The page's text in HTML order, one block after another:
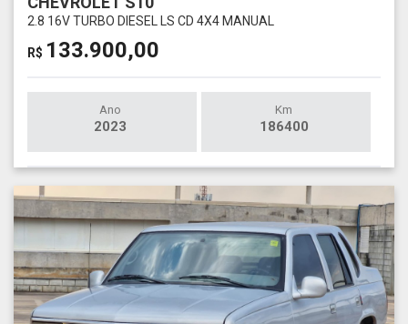
2.8 16V TURBO DIESEL LS CD 4X4 MANUAL
R$ 133.900,00
Ano
2023
Km
186400